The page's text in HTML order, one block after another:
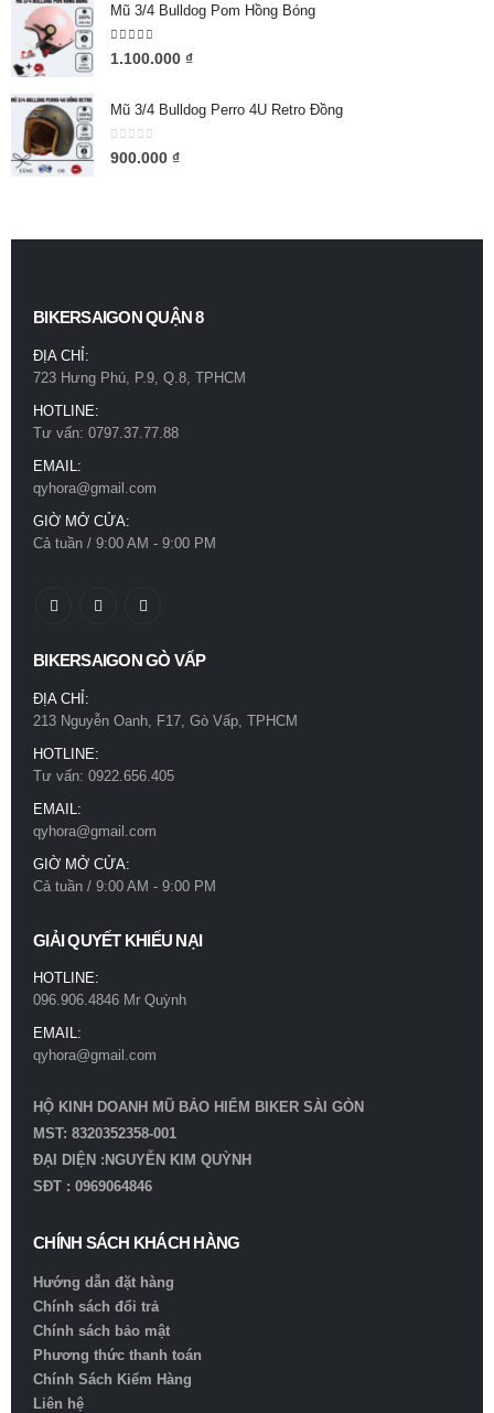
Mũ 3/4 Bulldog Pom Hồng Bóng
5.00out of 5
1.100.000 ₫
Mũ 3/4 Bulldog Perro 4U Retro Đồng
0out of 5
900.000 ₫
BIKERSAIGON QUẬN 8
ĐỊA CHỈ:
723 Hưng Phú, P.9, Q.8, TPHCM
HOTLINE:
Tư vấn: 0797.37.77.88
EMAIL:
qyhora@gmail.com
GIỜ MỞ CỬA:
Cả tuần / 9:00 AM - 9:00 PM
BIKERSAIGON GÒ VẤP
ĐỊA CHỈ:
213 Nguyễn Oanh, F17, Gò Vấp, TPHCM
HOTLINE:
Tư vấn: 0922.656.405
EMAIL:
qyhora@gmail.com
GIỜ MỞ CỬA:
Cả tuần / 9:00 AM - 9:00 PM
GIẢI QUYẾT KHIẾU NẠI
HOTLINE:
096.906.4846 Mr Quỳnh
EMAIL:
qyhora@gmail.com
HỘ KINH DOANH MŨ BẢO HIỂM BIKER SÀI GÒN
MST: 8320352358-001
ĐẠI DIỆN :NGUYỄN KIM QUỲNH
SĐT : 0969064846
CHÍNH SÁCH KHÁCH HÀNG
Hướng dẫn đặt hàng
Chính sách đổi trả
Chính sách bảo mật
Phương thức thanh toán
Chính Sách Kiểm Hàng
Liên hệ